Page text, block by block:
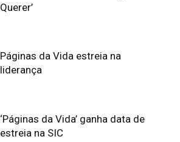
Querer’
Páginas da Vida estreia na
liderança
‘Páginas da Vida’ ganha data de
estreia na SIC